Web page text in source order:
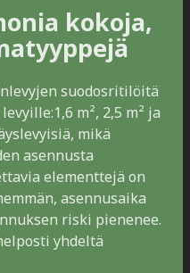
kokoja,
suodosritilöitä
m², 2,5 m² ja
mikä
asennusta
elementtejä on
asennusaika
riski pienenee.
yhdeltä